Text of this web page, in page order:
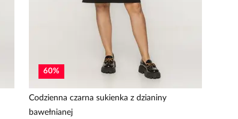
60%
Codzienna czarna sukienka z dzianiny
bawełnianej